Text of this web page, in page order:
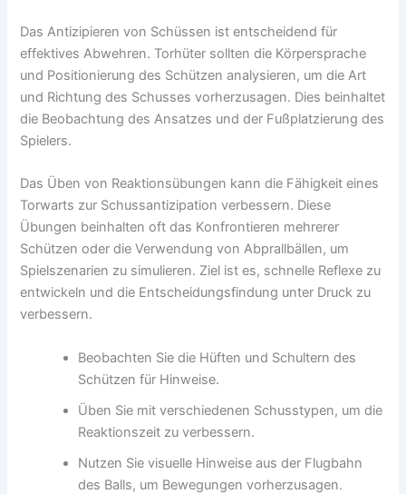
Das Antizipieren von Schüssen ist entscheidend für
effektives Abwehren. Torhüter sollten die Körpersprache
und Positionierung des Schützen analysieren, um die Art
und Richtung des Schusses vorherzusagen. Dies beinhaltet
die Beobachtung des Ansatzes und der Fußplatzierung des
Spielers.
Das Üben von Reaktionsübungen kann die Fähigkeit eines
Torwarts zur Schussantizipation verbessern. Diese
Übungen beinhalten oft das Konfrontieren mehrerer
Schützen oder die Verwendung von Abprallbällen, um
Spielszenarien zu simulieren. Ziel ist es, schnelle Reflexe zu
entwickeln und die Entscheidungsfindung unter Druck zu
verbessern.
Beobachten Sie die Hüften und Schultern des
Schützen für Hinweise.
Üben Sie mit verschiedenen Schusstypen, um die
Reaktionszeit zu verbessern.
Nutzen Sie visuelle Hinweise aus der Flugbahn
des Balls, um Bewegungen vorherzusagen.